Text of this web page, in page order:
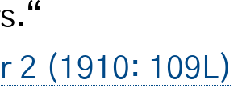
2 (1910: 109L)